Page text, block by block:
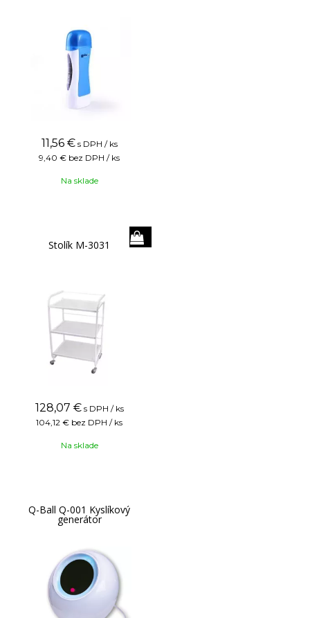
11,56 € s DPH / ks
9,40 € bez DPH / ks
Na sklade
Stolík M-3031
128,07 € s DPH / ks
104,12 € bez DPH / ks
Na sklade
Q-Ball Q-001 Kyslíkový
generátor